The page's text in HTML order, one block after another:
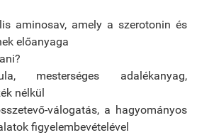
aminosav, amely a szerotonin és
előanyaga
mesterséges adalékanyag,
nélkül
válogatás, a hagyományos
figyelembevételével